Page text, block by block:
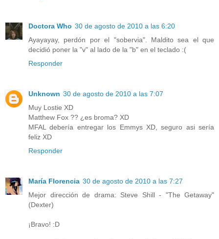
Doctora Who 30 de agosto de 2010 a las 6:20
Ayayayay, perdón por el "sobervia". Maldito sea el que
decidió poner la "v" al lado de la "b" en el teclado :(
Responder
Unknown 30 de agosto de 2010 a las 7:07
Muy Lostie XD
Matthew Fox ?? ¿es broma? XD
MFAL debería entregar los Emmys XD, seguro asi sería
feliz XD
Responder
María Florencia 30 de agosto de 2010 a las 7:27
Mejor dirección de drama: Steve Shill - "The Getaway"
(Dexter)
¡Bravo! :D